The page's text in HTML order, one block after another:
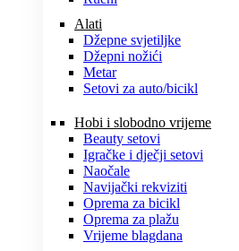
Alati
Džepne svjetiljke
Džepni nožići
Metar
Setovi za auto/bicikl
Hobi i slobodno vrijeme
Beauty setovi
Igračke i dječji setovi
Naočale
Navijački rekviziti
Oprema za bicikl
Oprema za plažu
Vrijeme blagdana